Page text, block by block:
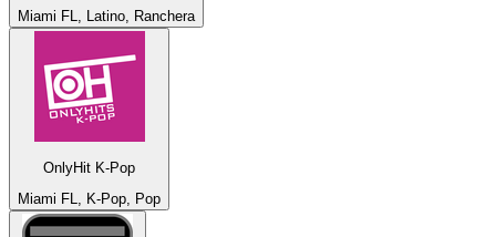
Miami FL, Latino, Ranchera
OnlyHit K-Pop
Miami FL, K-Pop, Pop